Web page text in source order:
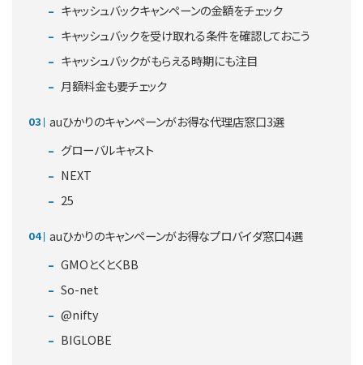
キャッシュバックキャンペーンの金額をチェック
キャッシュバックを受け取れる条件を確認しておこう
キャッシュバックがもらえる時期にも注目
月額料金も要チェック
auひかりのキャンペーンがお得な代理店窓口3選
グローバルキャスト
NEXT
25
auひかりのキャンペーンがお得なプロバイダ窓口4選
GMOとくとくBB
So-net
@nifty
BIGLOBE